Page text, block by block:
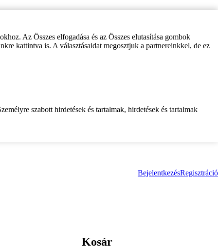
Az Összes elfogadása és az Összes elutasítása gombok
kattintva is. A választásaidat megosztjuk a partnereinkkel, de ez
szabott hirdetések és tartalmak, hirdetések és tartalmak
BejelentkezésRegisztráció
Kosár